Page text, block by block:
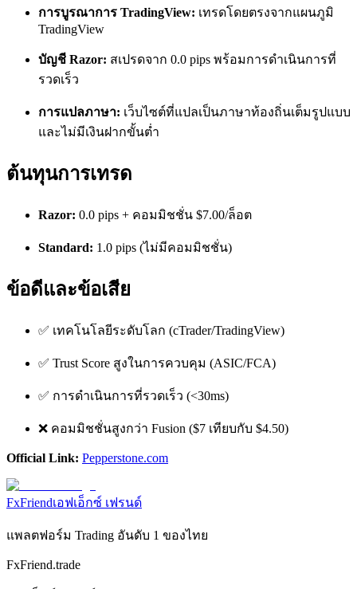
การบูรณาการ TradingView: เทรดโดยตรงจากแผนภูมิ
TradingView
บัญชี Razor: สเปรดจาก 0.0 pips พร้อมการดำเนินการที่
รวดเร็ว
การแปลภาษา: เว็บไซต์ที่แปลเป็นภาษาท้องถิ่นเต็มรูปแบบ
และไม่มีเงินฝากขั้นต่ำ
ต้นทุนการเทรด
Razor: 0.0 pips + คอมมิชชั่น $7.00/ล็อต
Standard: 1.0 pips (ไม่มีคอมมิชชั่น)
ข้อดีและข้อเสีย
✅ เทคโนโลยีระดับโลก (cTrader/TradingView)
✅ Trust Score สูงในการควบคุม (ASIC/FCA)
✅ การดำเนินการที่รวดเร็ว (<30ms)
❌ คอมมิชชั่นสูงกว่า Fusion ($7 เทียบกับ $4.50)
Official Link: Pepperstone.com
FxFriendเอฟเอ็กซ์ เฟรนด์
แพลตฟอร์ม Trading อันดับ 1 ของไทย
FxFriend.trade